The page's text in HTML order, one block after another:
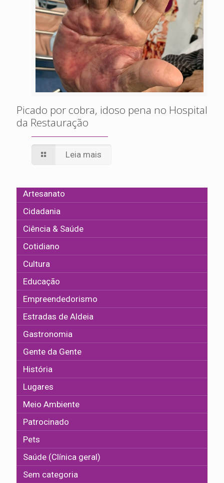
Picado por cobra, idoso pena no Hospital
da Restauração
Leia mais
Artesanato
Cidadania
Ciência & Saúde
Cotidiano
Cultura
Educação
Empreendedorismo
Estradas de Aldeia
Gastronomia
Gente da Gente
História
Lugares
Meio Ambiente
Patrocinado
Pets
Saúde (Clínica geral)
Sem categoria